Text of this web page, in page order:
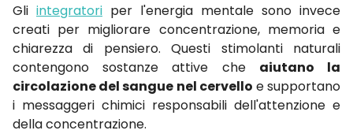
Gli integratori per l'energia mentale sono invece
creati per migliorare concentrazione, memoria e
chiarezza di pensiero. Questi stimolanti naturali
contengono sostanze attive che aiutano la
circolazione del sangue nel cervello e supportano
i messaggeri chimici responsabili dell'attenzione e
della concentrazione.